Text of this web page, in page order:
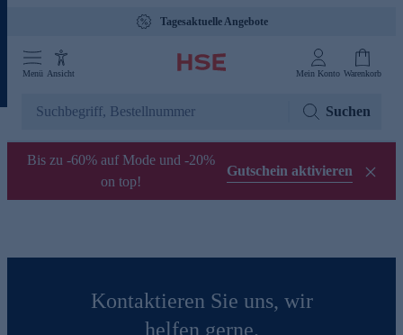
Tagesaktuelle Angebote
Menü Ansicht Mein Konto Warenkorb
Suchen
Bis zu -60% auf Mode und -20%
on top!
Gutschein aktivieren
Kontaktieren Sie uns, wir
helfen gerne.